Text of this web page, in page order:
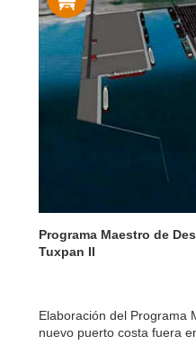
Programa Maestro de
Tuxpan II
Elaboración del Programa
nuevo puerto costa fuera